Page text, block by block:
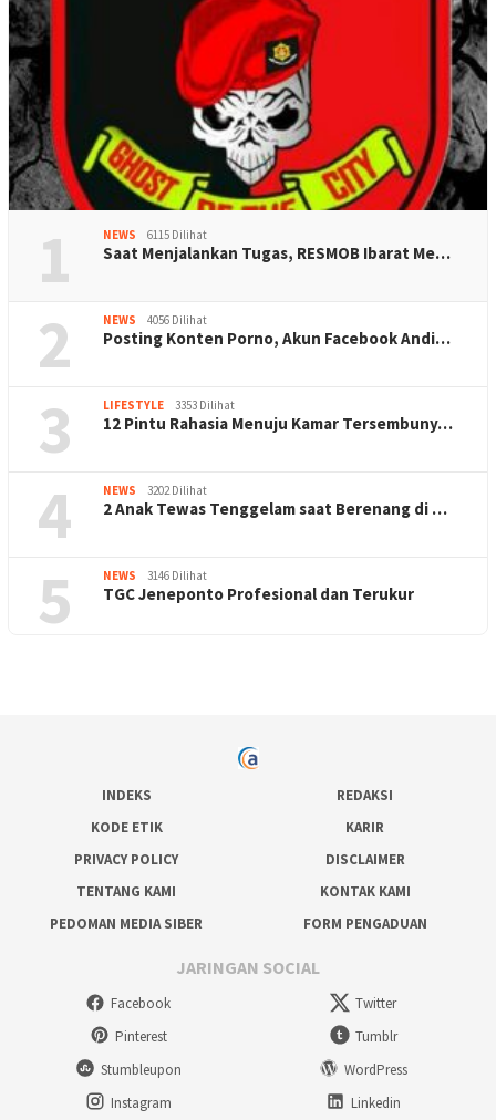
1 NEWS 6115 Dilihat
Saat Menjalankan Tugas, RESMOB Ibarat Me…
2 NEWS 4056 Dilihat
Posting Konten Porno, Akun Facebook Andi…
3 LIFESTYLE 3353 Dilihat
12 Pintu Rahasia Menuju Kamar Tersembuny…
4 NEWS 3202 Dilihat
2 Anak Tewas Tenggelam saat Berenang di …
5 NEWS 3146 Dilihat
TGC Jeneponto Profesional dan Terukur
INDEKS
REDAKSI
KODE ETIK
KARIR
PRIVACY POLICY
DISCLAIMER
TENTANG KAMI
KONTAK KAMI
PEDOMAN MEDIA SIBER
FORM PENGADUAN
JARINGAN SOCIAL
Facebook
Twitter
Pinterest
Tumblr
Stumbleupon
WordPress
Instagram
Linkedin